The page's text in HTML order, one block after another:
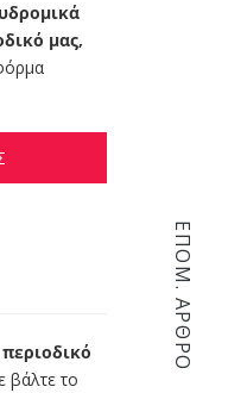
ΕΠΌΜ. ΆΡΘΡΟ
μας,
βάλτε το